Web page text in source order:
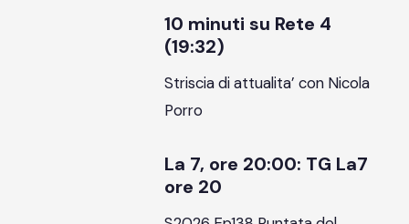
10 minuti su Rete 4
(19:32)
Striscia di attualita’ con Nicola
Porro
La 7, ore 20:00: TG La7
ore 20